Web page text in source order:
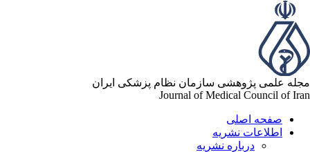
علمی پژوهشی سازمان نظام پزشکی ایران
Journal of Medical Council of
صفحه اصلی
اطلاعات نشریه
درباره نشریه